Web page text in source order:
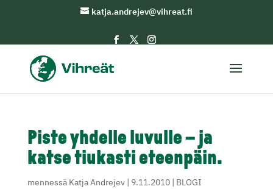
katja.andrejev@vihreat.fi
Piste yhdelle luvulle – ja
katse tiukasti eteenpäin.
mennessä Katja Andrejev| 9.11.2010| BLOGI